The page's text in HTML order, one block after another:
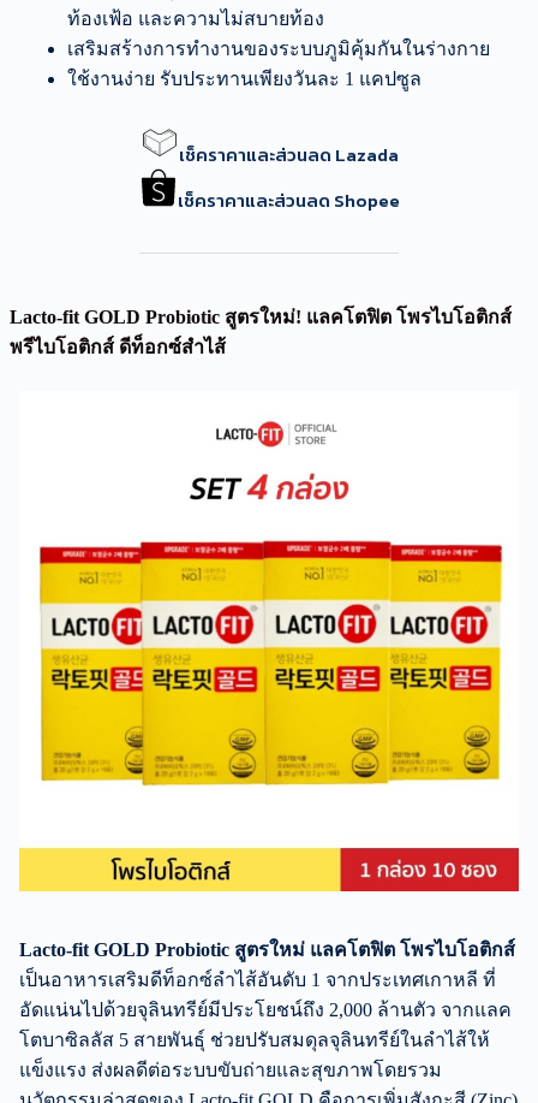
ท้องเฟ้อ และความไม่สบายท้อง
เสริมสร้างการทำงานของระบบภูมิคุ้มกันในร่างกาย
ใช้งานง่าย รับประทานเพียงวันละ 1 แคปซูล
เช็คราคาและส่วนลด Lazada
เช็คราคาและส่วนลด Shopee
Lacto-fit GOLD Probiotic สูตรใหม่! แลคโตฟิต โพรไบโอติกส์
พรีไบโอติกส์ ดีท็อกซ์สำไส้
Lacto-fit GOLD Probiotic สูตรใหม่ แลคโตฟิต โพรไบโอติกส์
เป็นอาหารเสริมดีท็อกซ์ลำไส้อันดับ 1 จากประเทศเกาหลี ที่
อัดแน่นไปด้วยจุลินทรีย์มีประโยชน์ถึง 2,000 ล้านตัว จากแลค
โตบาซิลลัส 5 สายพันธุ์ ช่วยปรับสมดุลจุลินทรีย์ในลำไส้ให้
แข็งแรง ส่งผลดีต่อระบบขับถ่ายและสุขภาพโดยรวม